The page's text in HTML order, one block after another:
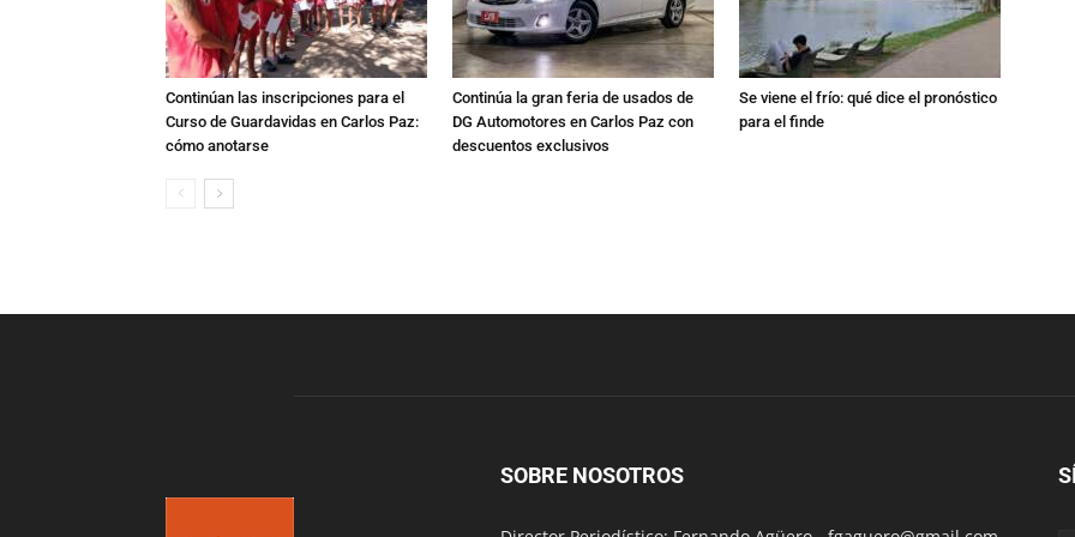
Continúan las inscripciones para el
Curso de Guardavidas en Carlos Paz:
cómo anotarse
Continúa la gran feria de usados de
DG Automotores en Carlos Paz con
descuentos exclusivos
Se viene el frío: qué dice el pronóstico
para el finde
SOBRE NOSOTROS